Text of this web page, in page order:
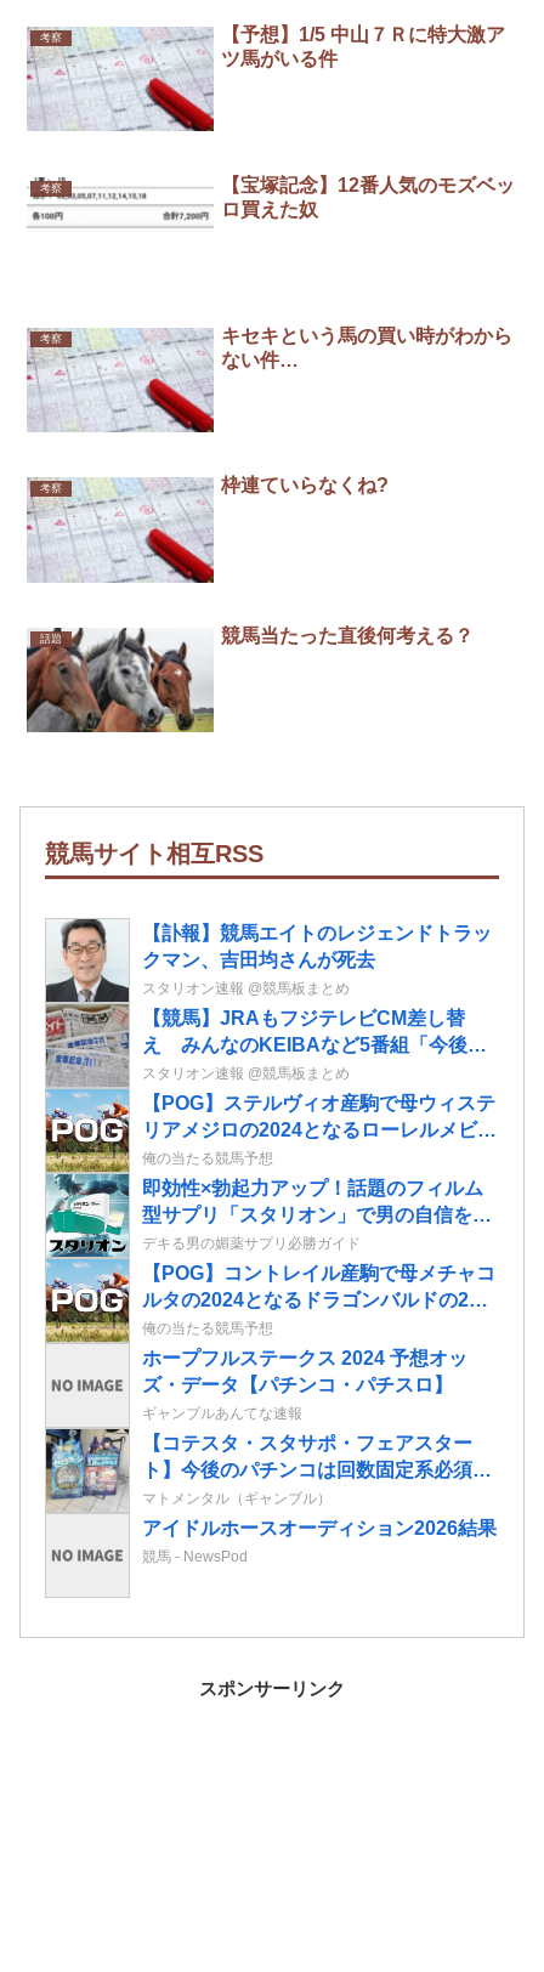
考察
【予想】1/5 中山７Ｒに特大激ア
ツ馬がいる件
考察
【宝塚記念】12番人気のモズベッ
ロ買えた奴
考察
キセキという馬の買い時がわから
ない件…
考察 枠連ていらなくね?
話題 競馬当たった直後何考える？
競馬サイト相互RSS
【訃報】競馬エイトのレジェンドトラッ
クマン、吉田均さんが死去
スタリオン速報 @競馬板まとめ
【競馬】JRAもフジテレビCM差し替
え みんなのKEIBAなど5番組「今後の
推移を慎重に見極めたい」
スタリオン速報 @競馬板まとめ
【POG】ステルヴィオ産駒で母ウィステ
リアメジロの2024となるローレルメビウ
スの2歳情報
俺の当たる競馬予想
即効性×勃起力アップ！話題のフィルム
型サプリ「スタリオン」で男の自信を取
り戻せ！
デキる男の媚薬サプリ必勝ガイド
【POG】コントレイル産駒で母メチャコ
ルタの2024となるドラゴンバルドの2歳
情報
俺の当たる競馬予想
ホープフルステークス 2024 予想オッ
ズ・データ【パチンコ・パチスロ】
ギャンブルあんてな速報
【コテスタ・スタサポ・フェアスター
ト】今後のパチンコは回数固定系必須で
いいよな。そして釘は完全に廃止するべ
き
マトメンタル（ギャンブル）
アイドルホースオーディション2026結果
競馬 - NewsPod
スポンサーリンク